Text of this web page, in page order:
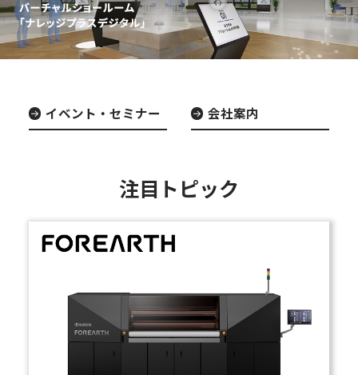
イベント・セミナー 会社案内
注目トピック